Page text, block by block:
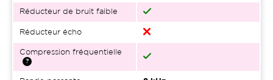
Réducteur de bruit faible
Réducteur écho
Compression fréquentielle